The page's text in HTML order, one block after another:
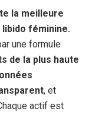
la meilleure
féminine.
une formule
de la plus haute
, et
actif est